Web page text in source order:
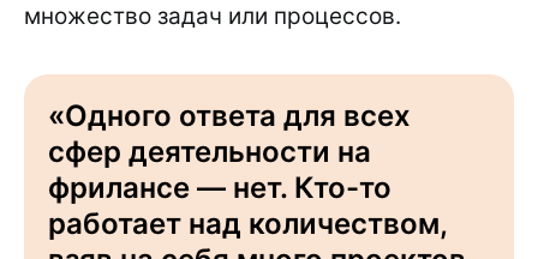
множество задач или процессов.
«Одного ответа для всех
сфер деятельности на
фрилансе — нет. Кто-то
работает над количеством,